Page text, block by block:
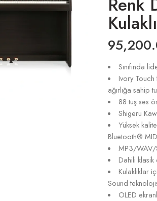
Sınıfında
Ivory Touch
ağırlığa sahip
88 tuş ses
Shigeru
Yüksek
Bluetooth®
MP3/WAV/
Dahili
Kulaklıklar
Sound
OLED